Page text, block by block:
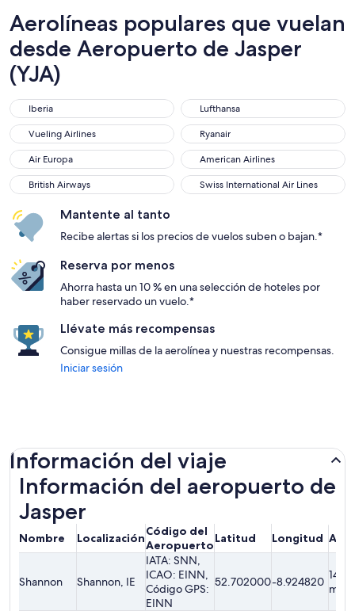
Aerolíneas populares que vuelan
desde Aeropuerto de Jasper
(YJA)
Iberia
Lufthansa
Vueling Airlines
Ryanair
Air Europa
American Airlines
British Airways
Swiss International Air Lines
Mantente al tanto
Recibe alertas si los precios de vuelos suben o bajan.*
Reserva por menos
Ahorra hasta un 10 % en una selección de hoteles por
haber reservado un vuelo.*
Llévate más recompensas
Consigue millas de la aerolínea y nuestras recompensas.
Iniciar sesión
Información del viaje
Información del aeropuerto de
Jasper
Nombre LocalizaciónCódigo del
AeropuertoLatitud Longitud
Shannon Shannon, IE
IATA: SNN,
ICAO: EINN,
Código GPS:
EINN
52.702000-8.924820 14.02